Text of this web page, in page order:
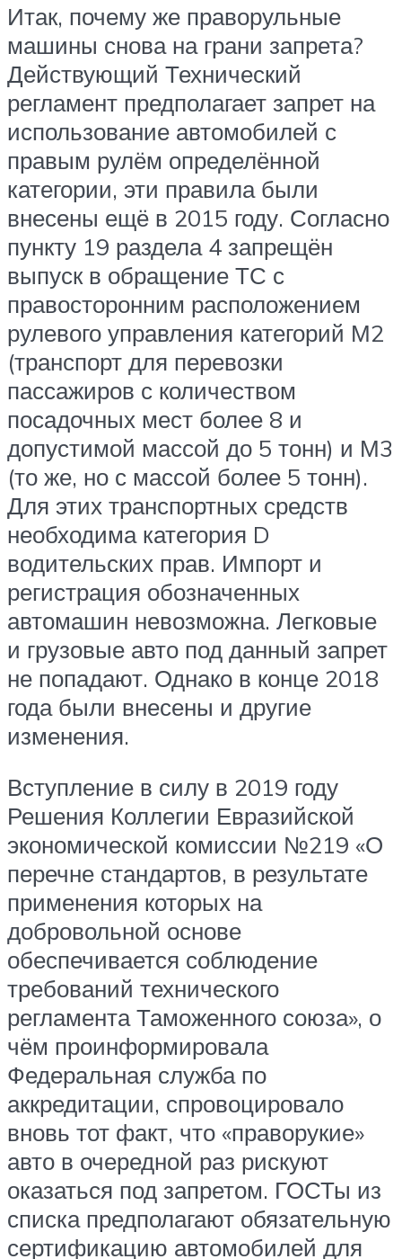
Итак, почему же праворульные
машины снова на грани запрета?
Действующий Технический
регламент предполагает запрет на
использование автомобилей с
правым рулём определённой
категории, эти правила были
внесены ещё в 2015 году. Согласно
пункту 19 раздела 4 запрещён
выпуск в обращение ТС с
правосторонним расположением
рулевого управления категорий М2
(транспорт для перевозки
пассажиров с количеством
посадочных мест более 8 и
допустимой массой до 5 тонн) и М3
(то же, но с массой более 5 тонн).
Для этих транспортных средств
необходима категория D
водительских прав. Импорт и
регистрация обозначенных
автомашин невозможна. Легковые
и грузовые авто под данный запрет
не попадают. Однако в конце 2018
года были внесены и другие
изменения.
Вступление в силу в 2019 году
Решения Коллегии Евразийской
экономической комиссии №219 «О
перечне стандартов, в результате
применения которых на
добровольной основе
обеспечивается соблюдение
требований технического
регламента Таможенного союза», о
чём проинформировала
Федеральная служба по
аккредитации, спровоцировало
вновь тот факт, что «праворукие»
авто в очередной раз рискуют
оказаться под запретом. ГОСТы из
списка предполагают обязательную
сертификацию автомобилей для